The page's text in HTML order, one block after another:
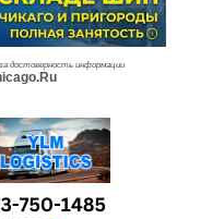
достоверность информации